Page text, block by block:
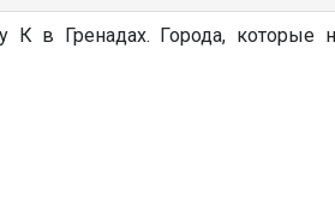
К в Гренадах. Города,